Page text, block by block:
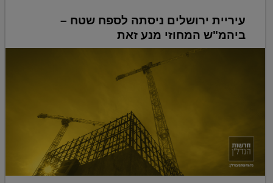
עיריית ירושלים ניסתה לספח שטח –
ביהמ"ש המחוזי מנע זאת